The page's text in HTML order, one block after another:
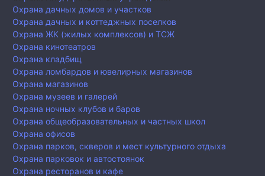
Охрана дачных домов и участков
Охрана дачных и коттеджных поселков
Охрана ЖК (жилых комплексов) и ТСЖ
Охрана кинотеатров
Охрана кладбищ
Охрана ломбардов и ювелирных магазинов
Охрана магазинов
Охрана музеев и галерей
Охрана ночных клубов и баров
Охрана общеобразовательных и частных школ
Охрана офисов
Охрана парков, скверов и мест культурного отдыха
Охрана парковок и автостоянок
Охрана ресторанов и кафе